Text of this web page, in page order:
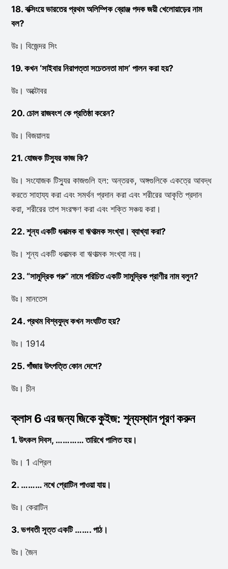
18. বক্সিংয়ে ভারতের প্রথম অলিম্পিক ব্রোঞ্জ পদক জয়ী খেলোয়াড়ের নাম
বল?
উঃ। বিজেন্দর সিং
19. কখন ‘সাইবার নিরাপত্তা সচেতনতা মাস’ পালন করা হয়?
উঃ। অক্টোবর
20. চোল রাজবংশ কে প্রতিষ্ঠা করেন?
উঃ। বিজয়ালয়
21. যোজক টিস্যুর কাজ কি?
উঃ। সংযোজক টিস্যুর কাজগুলি হল: অন্তরক, অঙ্গগুলিকে একত্রে আবদ্ধ
করতে সাহায্য করা এবং সমর্থন প্রদান করা এবং শরীরের আকৃতি প্রদান
করা, শরীরের তাপ সংরক্ষণ করা এবং শক্তি সঞ্চয় করা।
22. শূন্য একটি ধনাত্মক বা ঋণাত্মক সংখ্যা। ব্যাখ্যা করা?
উঃ। শূন্য একটি ধনাত্মক বা ঋণাত্মক সংখ্যা নয়।
23. “সামুদ্রিক গরু” নামে পরিচিত একটি সামুদ্রিক প্রাণীর নাম বলুন?
উঃ। মানতেস
24. প্রথম বিশ্বযুদ্ধ কখন সংঘটিত হয়?
উঃ। 1914
25. গাঁজার উৎপত্তি কোন দেশে?
উঃ। চীন
ক্লাস 6 এর জন্য জিকে কুইজ: শূন্যস্থান পূরণ করুন
1. উৎকল দিবস, ………… তারিখে পালিত হয়।
উঃ। 1 এপ্রিল
2. ……… নখে প্রোটিন পাওয়া যায়।
উঃ। কেরাটিন
3. ভগবতী সূত্ত একটি ……. পাঠ।
উঃ। জৈন